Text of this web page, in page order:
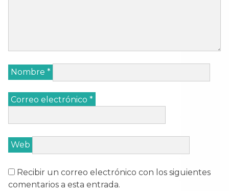
Nombre *
Correo electrónico *
Web
Recibir un correo electrónico con los siguientes
comentarios a esta entrada.